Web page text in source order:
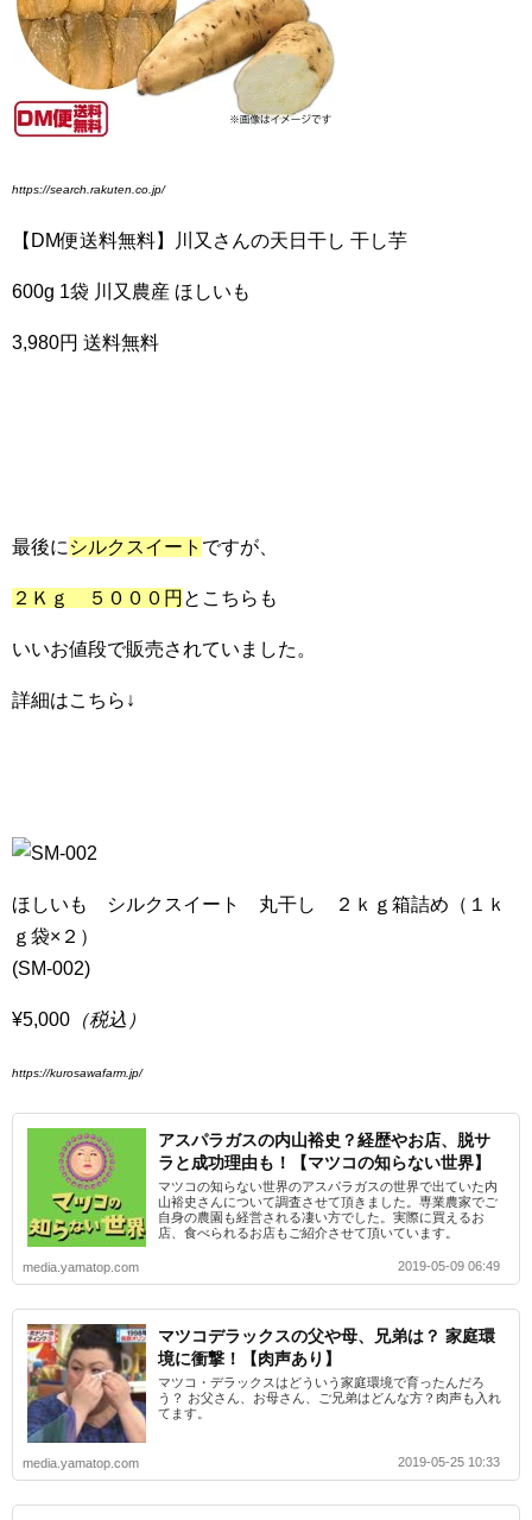
https://search.rakuten.co.jp/
【DM便送料無料】川又さんの天日干し 干し芋
600g 1袋 川又農産 ほしいも
3,980円 送料無料
最後に シルクスイート ですが、
２Ｋｇ ５０００円 とこちらも
いいお値段で販売されていました。
詳細はこちら↓
ほしいも シルクスイート 丸干し ２ｋｇ箱詰め（１ｋ
ｇ袋×２）
(SM-002)
¥5,000 （税込）
https://kurosawafarm.jp/
アスパラガスの内山裕史？経歴やお店、脱サ
ラと成功理由も！【マツコの知らない世界】
マツコの知らない世界のアスパラガスの世界で出ていた内
山裕史さんについて調査させて頂きました。専業農家でご
自身の農園も経営される凄い方でした。実際に買えるお
店、食べられるお店もご紹介させて頂いています。
media.yamatop.com 2019-05-09 06:49
マツコデラックスの父や母、兄弟は？ 家庭環
境に衝撃！【肉声あり】
マツコ・デラックスはどういう家庭環境で育ったんだろ
う？ お父さん、お母さん、ご兄弟はどんな方？肉声も入れ
てます。
media.yamatop.com 2019-05-25 10:33